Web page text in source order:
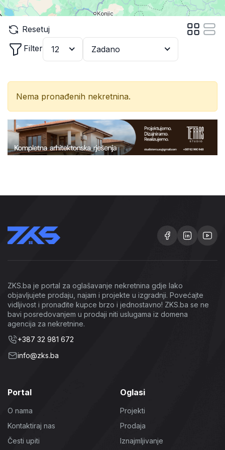
Resetuj
Filter
12 Zadano
Nema pronađenih nekretnina.
ZKS.ba je portal za oglašavanje nekretnina gdje lako
objavljujete prodaju, najam i projekte u izgradnji. Povećajte
vidljivost i pronađite kupce brzo i jednostavno! ZKS.ba se ne
bavi posredovanjem u prodaji niti uslugama iz domena
agencija za nekretnine.
+387 32 981 672
info@zks.ba
Portal
O nama
Kontaktiraj nas
Česti upiti
Oglasi
Projekti
Prodaja
Iznajmljivanje